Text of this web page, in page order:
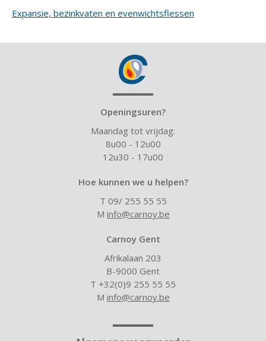
Expansie, bezinkvaten en evenwichtsflessen
Openingsuren?
Maandag tot vrijdag:
8u00 - 12u00
12u30 - 17u00
Hoe kunnen we u helpen?
T 09/ 255 55 55
M info@carnoy.be
Carnoy Gent
Afrikalaan 203
B-9000 Gent
T +32(0)9 255 55 55
M info@carnoy.be